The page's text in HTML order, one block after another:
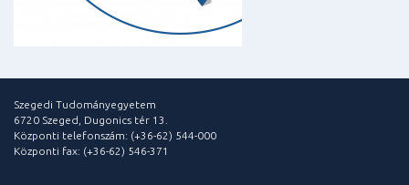
Szegedi Tudományegyetem
6720 Szeged, Dugonics tér 13.
Központi telefonszám: (+36-62) 544-000
Központi fax: (+36-62) 546-371